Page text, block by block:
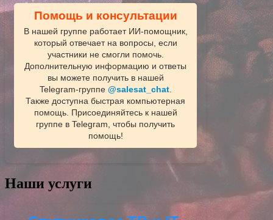
Помощь и консультации
В нашей группе работает ИИ‑помощник,
который отвечает на вопросы, если
участники не смогли помочь.
Дополнительную информацию и ответы
вы можете получить в нашей
Telegram‑группе @salesat_chat.
Также доступна быстрая компьютерная
помощь. Присоединяйтесь к нашей
группе в Telegram, чтобы получить
помощь!
Наши услуги